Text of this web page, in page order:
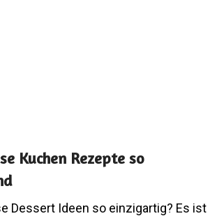
Kuchen Rezepte so
Dessert Ideen so einzigartig? Es ist